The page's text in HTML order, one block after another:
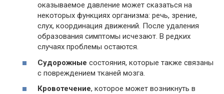
оказываемое давление может сказаться на
некоторых функциях организма: речь, зрение,
слух, координация движений. После удаления
образования симптомы исчезают. В редких
случаях проблемы остаются.
Судорожные состояния, которые также связаны
с повреждением тканей мозга.
Кровотечение, которое может возникнуть в